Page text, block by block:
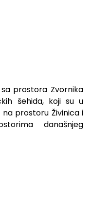
prostora Zvornika
šehida, koji su u
prostoru Živinica i
današnjeg